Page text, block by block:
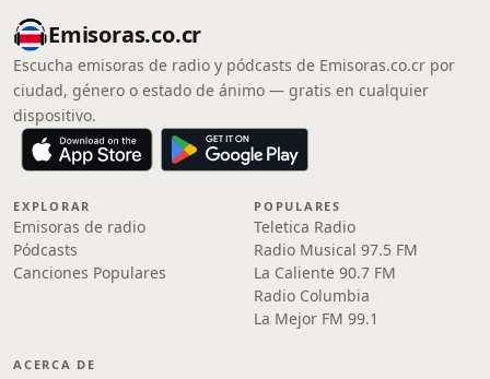
Emisoras.co.cr
Escucha emisoras de radio y pódcasts de Emisoras.co.cr por
ciudad, género o estado de ánimo — gratis en cualquier
dispositivo.
EXPLORAR
Emisoras de radio
Pódcasts
Canciones Populares
POPULARES
Teletica Radio
Radio Musical 97.5 FM
La Caliente 90.7 FM
Radio Columbia
La Mejor FM 99.1
ACERCA DE